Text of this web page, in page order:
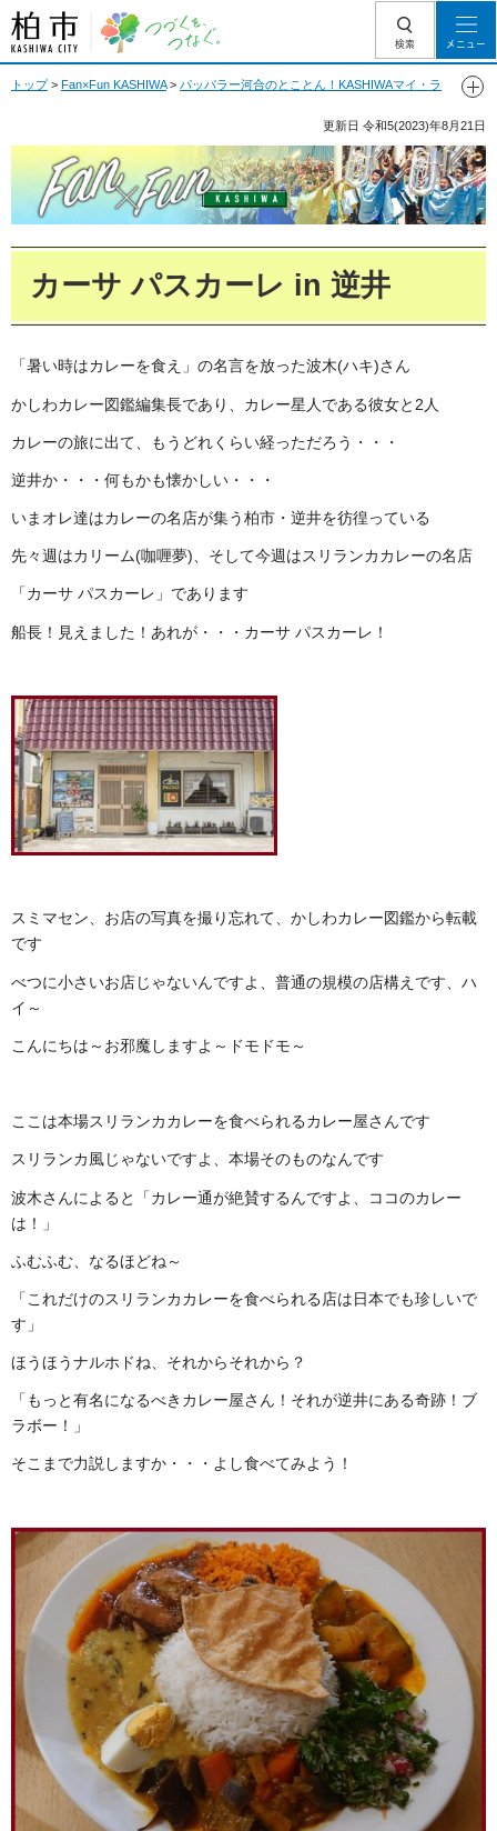
柏市 つづくを、
つなぐ。
検索 メニュー
トップ> Fan×Fun KASHIWA> パッパラー河合のとことん！KASHIWAマイ・ラ
更新日 令和5(2023)年8月21日
カーサ パスカーレ in 逆井
「暑い時はカレーを食え」の名言を放った波木(ハキ)さん
かしわカレー図鑑編集長であり、カレー星人である彼女と2人
カレーの旅に出て、もうどれくらい経っただろう・・・
逆井か・・・何もかも懐かしい・・・
いまオレ達はカレーの名店が集う柏市・逆井を彷徨っている
先々週はカリーム(咖喱夢)、そして今週はスリランカカレーの名店
「カーサ パスカーレ」であります
船長！見えました！あれが・・・カーサ パスカーレ！
スミマセン、お店の写真を撮り忘れて、かしわカレー図鑑から転載
です
べつに小さいお店じゃないんですよ、普通の規模の店構えです、ハ
イ～
こんにちは～お邪魔しますよ～ドモドモ～
ここは本場スリランカカレーを食べられるカレー屋さんです
スリランカ風じゃないですよ、本場そのものなんです
波木さんによると「カレー通が絶賛するんですよ、ココのカレー
は！」
ふむふむ、なるほどね～
「これだけのスリランカカレーを食べられる店は日本でも珍しいで
す」
ほうほうナルホドね、それからそれから？
「もっと有名になるべきカレー屋さん！それが逆井にある奇跡！ブ
ラボー！」
そこまで力説しますか・・・よし食べてみよう！